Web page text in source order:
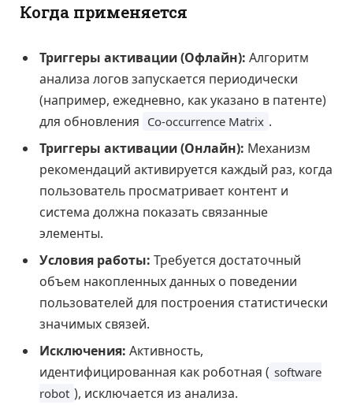
Когда применяется
Триггеры активации (Офлайн): Алгоритм
анализа логов запускается периодически
(например, ежедневно, как указано в патенте)
для обновления Co-occurrence Matrix .
Триггеры активации (Онлайн): Механизм
рекомендаций активируется каждый раз, когда
пользователь просматривает контент и
система должна показать связанные
элементы.
Условия работы: Требуется достаточный
объем накопленных данных о поведении
пользователей для построения статистически
значимых связей.
Исключения: Активность,
идентифицированная как роботная ( software
robot ), исключается из анализа.